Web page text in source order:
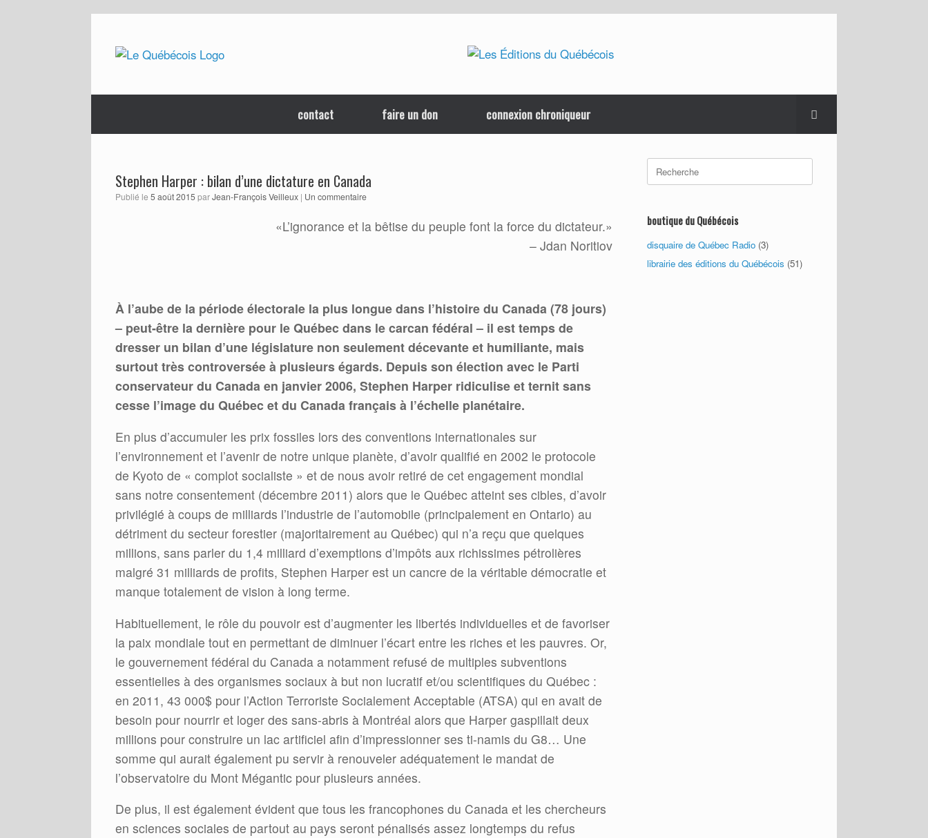
content
contact faire un don connexion chroniqueur
Stephen Harper : bilan d’une dictature en Canada
Publié le 5 août 2015 parJean-François Veilleux | Un commentaire
«L’ignorance et la bêtise du peuple font la force du dictateur.»
– Jdan Noritiov
À l’aube de la période électorale la plus longue dans l’histoire du Canada (78 jours)
– peut-être la dernière pour le Québec dans le carcan fédéral – il est temps de
dresser un bilan d’une législature non seulement décevante et humiliante, mais
surtout très controversée à plusieurs égards. Depuis son élection avec le Parti
conservateur du Canada en janvier 2006, Stephen Harper ridiculise et ternit sans
cesse l’image du Québec et du Canada français à l’échelle planétaire.
En plus d’accumuler les prix fossiles lors des conventions internationales sur
l’environnement et l’avenir de notre unique planète, d’avoir qualifié en 2002 le protocole
de Kyoto de « complot socialiste » et de nous avoir retiré de cet engagement mondial
sans notre consentement (décembre 2011) alors que le Québec atteint ses cibles, d’avoir
privilégié à coups de milliards l’industrie de l’automobile (principalement en Ontario) au
détriment du secteur forestier (majoritairement au Québec) qui n’a reçu que quelques
millions, sans parler du 1,4 milliard d’exemptions d’impôts aux richissimes pétrolières
malgré 31 milliards de profits, Stephen Harper est un cancre de la véritable démocratie et
manque totalement de vision à long terme.
Habituellement, le rôle du pouvoir est d’augmenter les libertés individuelles et de favoriser
la paix mondiale tout en permettant de diminuer l’écart entre les riches et les pauvres. Or,
le gouvernement fédéral du Canada a notamment refusé de multiples subventions
essentielles à des organismes sociaux à but non lucratif et/ou scientifiques du Québec :
en 2011, 43 000$ pour l’Action Terroriste Socialement Acceptable (ATSA) qui en avait de
besoin pour nourrir et loger des sans-abris à Montréal alors que Harper gaspillait deux
millions pour construire un lac artificiel afin d’impressionner ses ti-namis du G8… Une
somme qui aurait également pu servir à renouveler adéquatement le mandat de
l’observatoire du Mont Mégantic pour plusieurs années.
De plus, il est également évident que tous les francophones du Canada et les chercheurs
en sciences sociales de partout au pays seront pénalisés assez longtemps du refus
Search
for:
boutique du Québécois
disquaire de Québec Radio (3)
librairie des éditions du Québécois (51)